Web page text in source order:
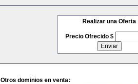
Realizar una Oferta
Precio Ofrecido $
Otros dominios en venta: